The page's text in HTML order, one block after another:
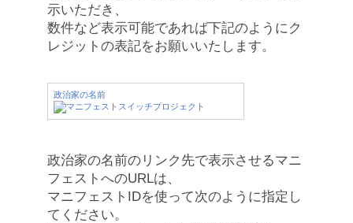
示いただき、
数件など表示可能であれば下記のようにク
レジットの表記をお願いいたします。
政治家の名前
政治家の名前のリンク先で表示させるマニ
フェストへのURLは、
マニフェストIDを使って次のように指定し
てください。